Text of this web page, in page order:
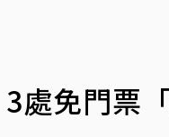
處免門票